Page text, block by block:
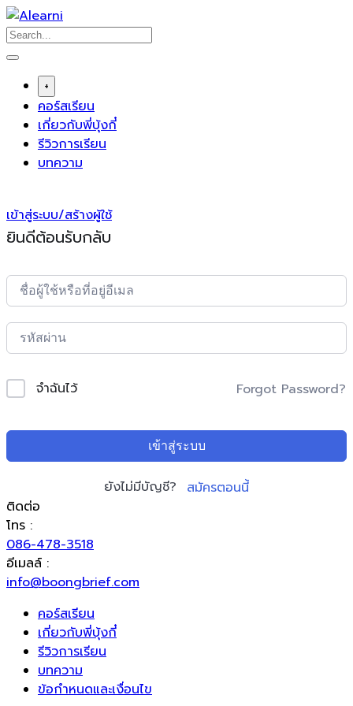
Skip
to
content
+
คอร์สเรียน
เกี่ยวกับพี่บุ้งกี๋
รีวิวการเรียน
บทความ
เข้าสู่ระบบ/สร้างผู้ใช้
ยินดีต้อนรับกลับ
จำฉันไว้ Forgot Password?
เข้าสู่ระบบ
ยังไม่มีบัญชี?
สมัครตอนนี้
ติดต่อ
โทร :
086-478-3518
อีเมลล์ :
info@boongbrief.com
คอร์สเรียน
เกี่ยวกับพี่บุ้งกี๋
รีวิวการเรียน
บทความ
ข้อกำหนดและเงื่อนไข